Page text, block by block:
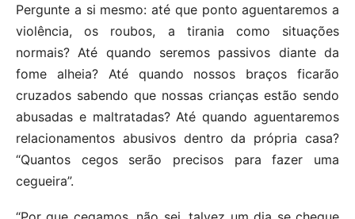
Pergunte a si mesmo: até que ponto aguentaremos a
violência, os roubos, a tirania como situações
normais? Até quando seremos passivos diante da
fome alheia? Até quando nossos braços ficarão
cruzados sabendo que nossas crianças estão sendo
abusadas e maltratadas? Até quando aguentaremos
relacionamentos abusivos dentro da própria casa?
“Quantos cegos serão precisos para fazer uma
cegueira”.